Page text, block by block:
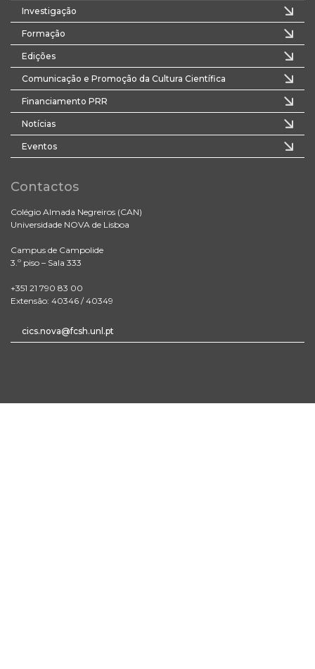
Investigação
Formação
Edições
Comunicação e Promoção da Cultura Científica
Financiamento PRR
Notícias
Eventos
Contactos
Colégio Almada Negreiros (CAN)
Universidade NOVA de Lisboa
Campus de Campolide
3.º piso – Sala 333
+351 21 790 83 00
Extensão: 40346 / 40349
cics.nova@fcsh.unl.pt